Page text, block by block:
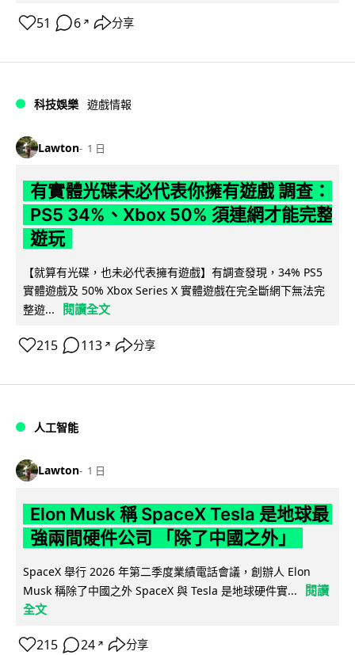
51 6 ↗ 分享
科技娛樂 遊戲情報
Lawton 1 日
有實體光碟未必代表你擁有遊戲 調查：
PS5 34%、Xbox 50% 須連網才能完整
遊玩
【就算有光碟，也未必代表擁有遊戲】有調查發現，34% PS5
實體遊戲及 50% Xbox Series X 實體遊戲在完全斷網下無法完
整遊...
閱讀全文
215 113 ↗ 分享
人工智能
Lawton 1 日
Elon Musk 稱 SpaceX Tesla 是地球最
強兩間硬件公司 「除了中國之外」
SpaceX 舉行 2026 年第二季度業績電話會議，創辦人 Elon
Musk 稱除了中國之外 SpaceX 與 Tesla 是地球硬件實...
閱讀
全文
215 24 ↗ 分享